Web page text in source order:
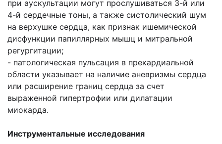
при аускультации могут прослушиваться 3-й или
4-й сердечные тоны, а также систолический шум
на верхушке сердца, как признак ишемической
дисфункции папиллярных мышц и митральной
регургитации;
- патологическая пульсация в прекардиальной
области указывает на наличие аневризмы сердца
или расширение границ сердца за счет
выраженной гипертрофии или дилатации
миокарда.
Инструментальные исследования